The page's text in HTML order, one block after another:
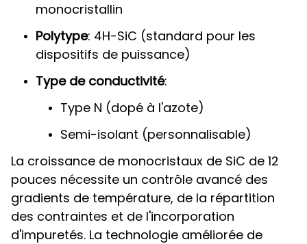
monocristallin
Polytype: 4H-SiC (standard pour les
dispositifs de puissance)
Type de conductivité:
Type N (dopé à l'azote)
Semi-isolant (personnalisable)
La croissance de monocristaux de SiC de 12
pouces nécessite un contrôle avancé des
gradients de température, de la répartition
des contraintes et de l'incorporation
d'impuretés. La technologie améliorée de